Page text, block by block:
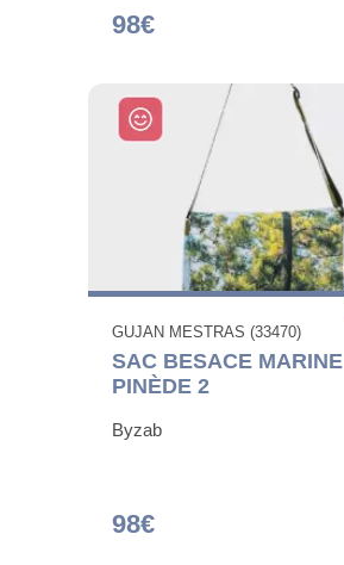
98€
GUJAN MESTRAS (33470)
SAC BESACE MARINE
PINÈDE 2
Byzab
98€